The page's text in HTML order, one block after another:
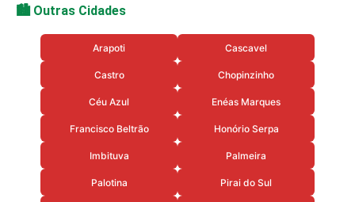
🏙️ Outras Cidades
Arapoti Cascavel
Castro Chopinzinho
Céu Azul Enéas Marques
Francisco Beltrão Honório Serpa
Imbituva Palmeira
Palotina Pirai do Sul